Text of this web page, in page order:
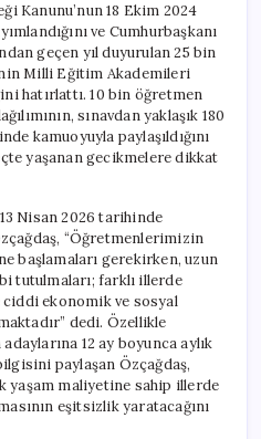
Kanunu’nun 18 Ekim 2024
ve Cumhurbaşkanı
geçen yıl duyurulan 25 bin
Milli Eğitim Akademileri
hatırlattı. 10 bin öğretmen
sınavdan yaklaşık 180
kamuoyuyla paylaşıldığını
yaşanan gecikmelere dikkat
Nisan 2026 tarihinde
“Öğretmenlerimizin
başlamaları gerekirken, uzun
tutulmaları; farklı illerde
ekonomik ve sosyal
dedi. Özellikle
12 ay boyunca aylık
paylaşan Özçağdaş,
yaşam maliyetine sahip illerde
eşitsizlik yaratacağını